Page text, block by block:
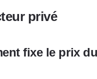
privé
fixe le prix